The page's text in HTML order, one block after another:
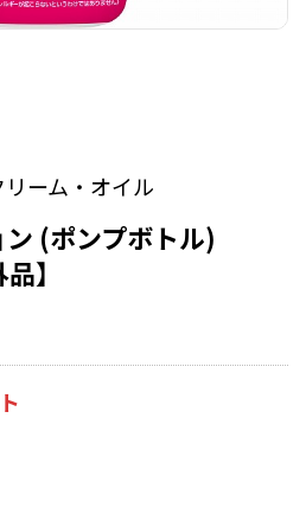
ーム・オイル
(ポンプボトル)
】